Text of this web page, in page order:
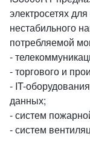
электросетях
нестабильного
потребляемой
-
- торгового и
- IT-
данных;
- систем
- систем